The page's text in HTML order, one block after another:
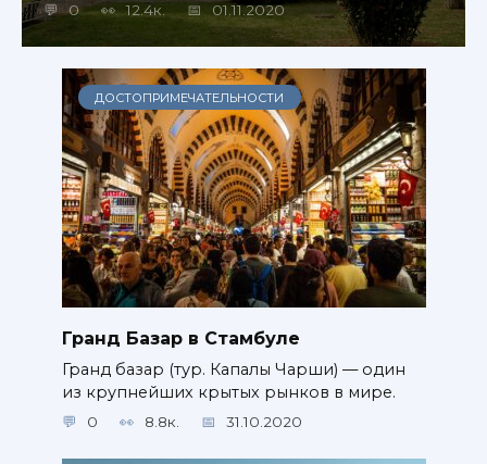
0 12.4к. 01.11.2020
ДОСТОПРИМЕЧАТЕЛЬНОСТИ
Гранд Базар в Стамбуле
Гранд базар (тур. Капалы Чарши) — один
из крупнейших крытых рынков в мире.
0 8.8к. 31.10.2020